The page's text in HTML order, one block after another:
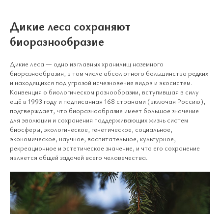
Дикие леса сохраняют
биоразнообразие
Дикие леса — одно из главных хранилищ наземного
биоразнообразия, в том числе абсолютного большинства редких
и находящихся под угрозой исчезновения видов и экосистем.
Конвенция о биологическом разнообразии, вступившая в силу
ещё в 1993 году и подписанная 168 странами (включая Россию),
подтверждает, что биоразнообразие имеет большое значение
для эволюции и сохранения поддерживающих жизнь систем
биосферы, экологическое, генетическое, социальное,
экономическое, научное, воспитательное, культурное,
рекреационное и эстетическое значение, и что его сохранение
является общей задачей всего человечества.